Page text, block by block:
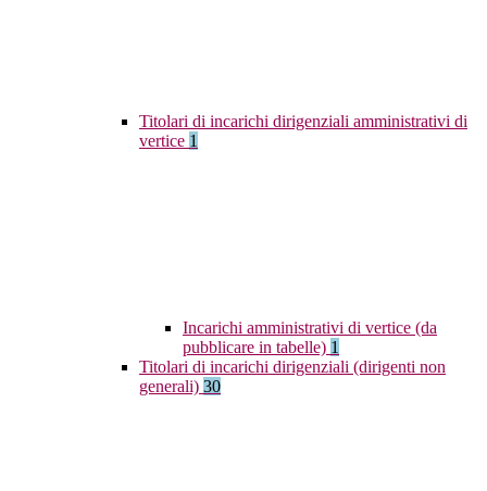
Titolari di incarichi dirigenziali amministrativi di
vertice 1
Incarichi amministrativi di vertice (da
pubblicare in tabelle) 1
Titolari di incarichi dirigenziali (dirigenti non
generali) 30